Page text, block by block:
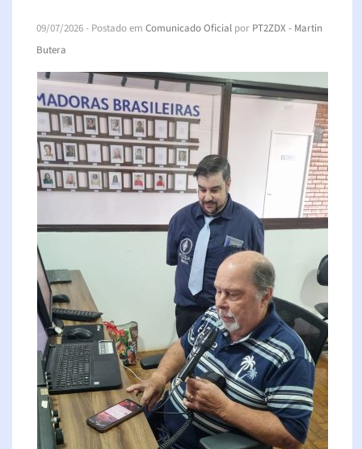
09/07/2026- Postado em Comunicado Oficial por PT2ZDX - Martin
Butera